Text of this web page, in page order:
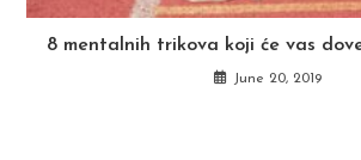
8 mentalnih trikova koji će vas
June 20, 2019